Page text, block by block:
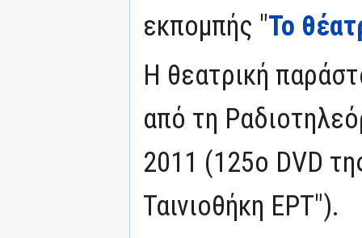
εκπομπής "Το
Η θεατρική
από τη
2011 (125ο DVD
Ταινιοθήκη ΕΡΤ").